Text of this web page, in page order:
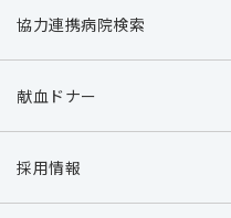
協力連携病院検索
献血ドナー
採用情報